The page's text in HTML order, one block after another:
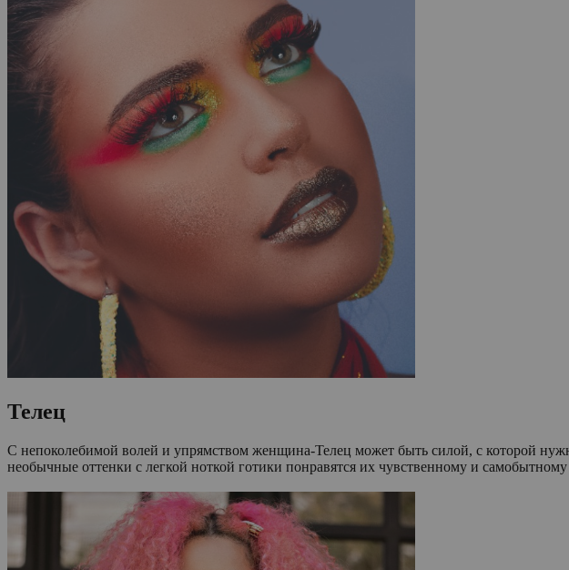
Телец
С непоколебимой волей и упрямством женщина-Телец может быть силой, с которой
необычные оттенки с легкой ноткой готики понравятся их чувственному и